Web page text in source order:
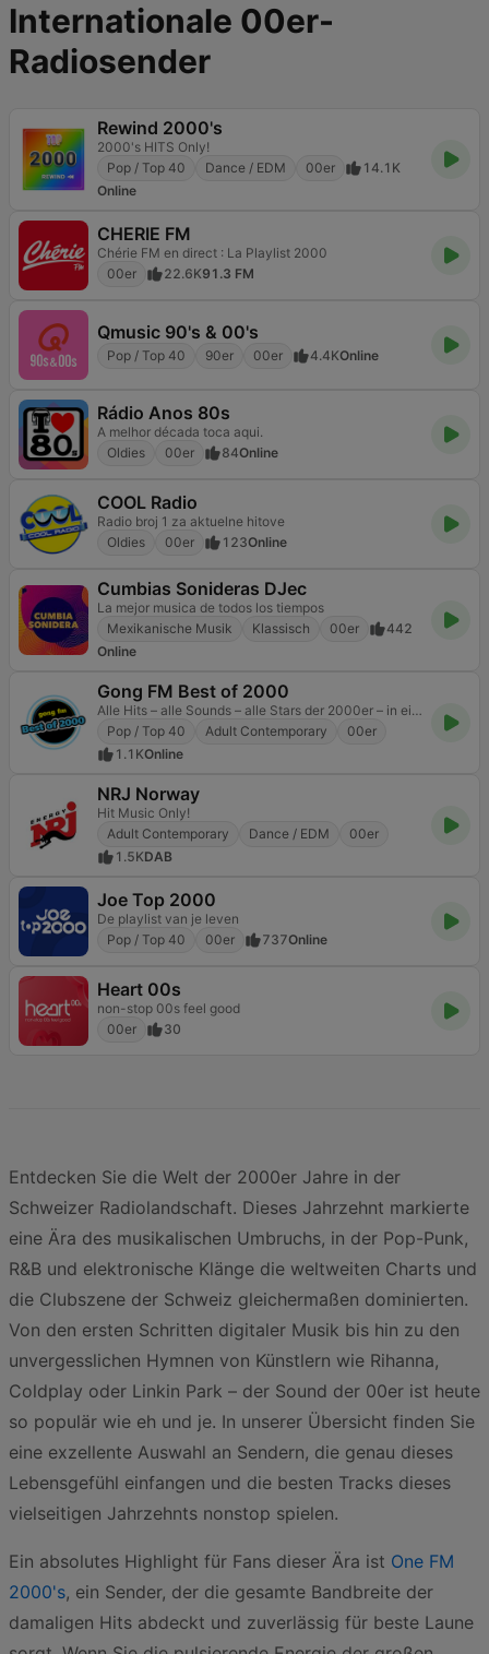
Internationale 00er-
Radiosender
Rewind 2000's
2000's HITS Only!
Pop / Top 40
Dance / EDM 00er
14.1K
Online
CHERIE FM
Chérie FM en direct : La Playlist 2000
00er
22.6K91.3 FM
Qmusic 90's & 00's
Pop / Top 40 90er 00er 4.4KOnline
Rádio Anos 80s
A melhor década toca aqui.
Oldies
00er 84Online
COOL Radio
Radio broj 1 za aktuelne hitove
Oldies
00er 123Online
Cumbias Sonideras DJec
La mejor musica de todos los tiempos
Mexikanische Musik
Klassisch 00er
442
Online
Gong FM Best of 2000
Alle Hits – alle Sounds – alle Stars der 2000er – in einem Mix – bei gong fm „Best Of 2000“
Pop / Top 40
Adult Contemporary
00er
1.1KOnline
NRJ Norway
Hit Music Only!
Adult Contemporary
Dance / EDM
00er
1.5KDAB
Joe Top 2000
De playlist van je leven
Pop / Top 40
00er 737Online
Heart 00s
non-stop 00s feel good
00er
30
Entdecken Sie die Welt der 2000er Jahre in der
Schweizer Radiolandschaft. Dieses Jahrzehnt markierte
eine Ära des musikalischen Umbruchs, in der Pop-Punk,
R&B und elektronische Klänge die weltweiten Charts und
die Clubszene der Schweiz gleichermaßen dominierten.
Von den ersten Schritten digitaler Musik bis hin zu den
unvergesslichen Hymnen von Künstlern wie Rihanna,
Coldplay oder Linkin Park – der Sound der 00er ist heute
so populär wie eh und je. In unserer Übersicht finden Sie
eine exzellente Auswahl an Sendern, die genau dieses
Lebensgefühl einfangen und die besten Tracks dieses
vielseitigen Jahrzehnts nonstop spielen.
Ein absolutes Highlight für Fans dieser Ära ist One FM
2000's, ein Sender, der die gesamte Bandbreite der
damaligen Hits abdeckt und zuverlässig für beste Laune